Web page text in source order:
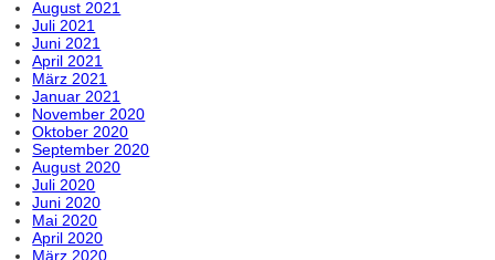
August 2021
Juli 2021
Juni 2021
April 2021
März 2021
Januar 2021
November 2020
Oktober 2020
September 2020
August 2020
Juli 2020
Juni 2020
Mai 2020
April 2020
März 2020